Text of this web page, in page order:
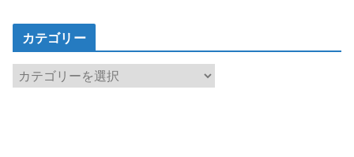
カテゴリー
カ
テ